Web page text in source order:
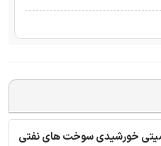
خورشیدی سوخت های نفتی